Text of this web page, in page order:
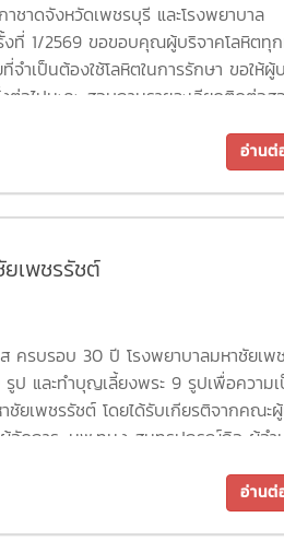
ชาดจังหวัดเพชรบุรี และโรงพยาบาล
ที่ 1/2569 ขอขอบคุณผู้บริจาคโลหิตทุ
ำเป็นต้องใช้โลหิตในการรักษา ขอให้ผู้
อไปนะคะ สอบถามรายละเอียดติดต่อส
อ่าน
เพชรรัชต์
ครบรอบ 30 ปี โรงพยาบาลมหาชัยเพ
และทำบุญเลี้ยงพระ 9 รูปเพื่อความ
ยเพชรรัชต์ โดยได้รับเกียรติจากคณะ
จัดการ ,นพ.ทนง สุนทรปกรณ์กิจ ผู้อำ
พร้อมด้วยพนักงาน สมาชิกชมรมผู้สูงอ
ระกัน เข้าร่วมทำบุญในครั้งนี้ ภายในงา
อ่าน